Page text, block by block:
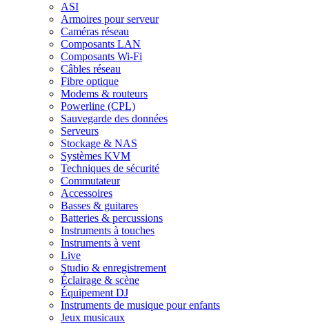
ASI
Armoires pour serveur
Caméras réseau
Composants LAN
Composants Wi-Fi
Câbles réseau
Fibre optique
Modems & routeurs
Powerline (CPL)
Sauvegarde des données
Serveurs
Stockage & NAS
Systèmes KVM
Techniques de sécurité
Commutateur
Accessoires
Basses & guitares
Batteries & percussions
Instruments à touches
Instruments à vent
Live
Studio & enregistrement
Éclairage & scène
Équipement DJ
Instruments de musique pour enfants
Jeux musicaux